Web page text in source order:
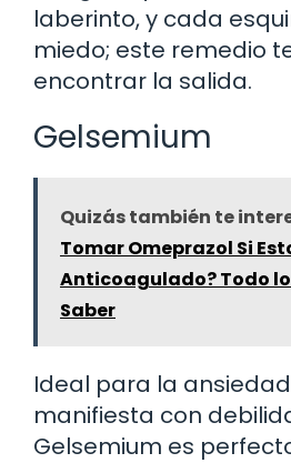
laberinto, y cada
miedo; este remedio
encontrar la salida.
Gelsemium
Quizás también te
Tomar Omeprazol Si
Anticoagulado? Todo
Saber
Ideal para la
manifiesta con
Gelsemium es